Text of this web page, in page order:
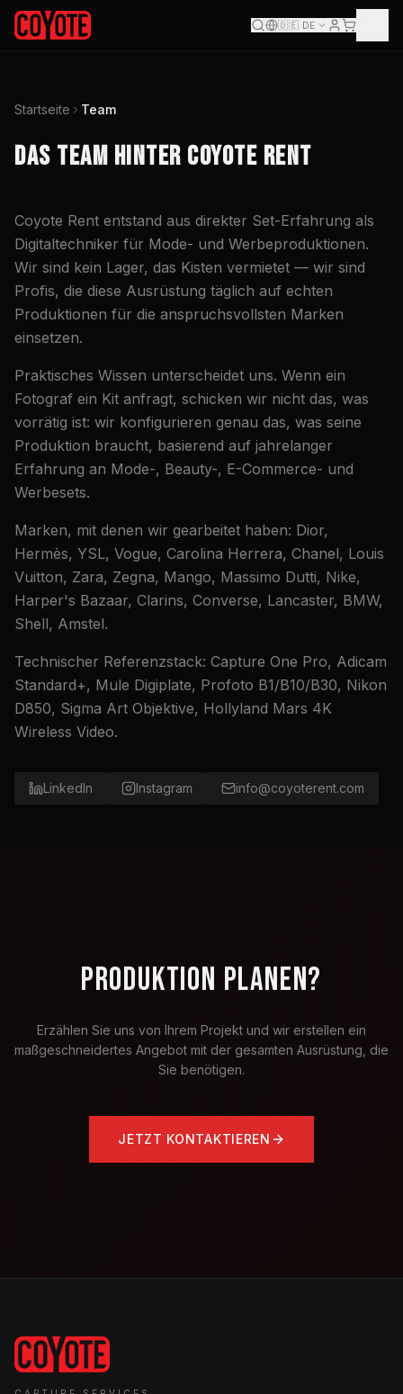
🇩🇪 DE
Startseite Team
DAS TEAM HINTER COYOTE RENT
Coyote Rent entstand aus direkter Set-Erfahrung als
Digitaltechniker für Mode- und Werbeproduktionen.
Wir sind kein Lager, das Kisten vermietet — wir sind
Profis, die diese Ausrüstung täglich auf echten
Produktionen für die anspruchsvollsten Marken
einsetzen.
Praktisches Wissen unterscheidet uns. Wenn ein
Fotograf ein Kit anfragt, schicken wir nicht das, was
vorrätig ist: wir konfigurieren genau das, was seine
Produktion braucht, basierend auf jahrelanger
Erfahrung an Mode-, Beauty-, E-Commerce- und
Werbesets.
Marken, mit denen wir gearbeitet haben: Dior,
Hermès, YSL, Vogue, Carolina Herrera, Chanel, Louis
Vuitton, Zara, Zegna, Mango, Massimo Dutti, Nike,
Harper's Bazaar, Clarins, Converse, Lancaster, BMW,
Shell, Amstel.
Technischer Referenzstack: Capture One Pro, Adicam
Standard+, Mule Digiplate, Profoto B1/B10/B30, Nikon
D850, Sigma Art Objektive, Hollyland Mars 4K
Wireless Video.
LinkedIn Instagram info@coyoterent.com
PRODUKTION PLANEN?
Erzählen Sie uns von Ihrem Projekt und wir erstellen ein
maßgeschneidertes Angebot mit der gesamten Ausrüstung, die
Sie benötigen.
JETZT KONTAKTIEREN